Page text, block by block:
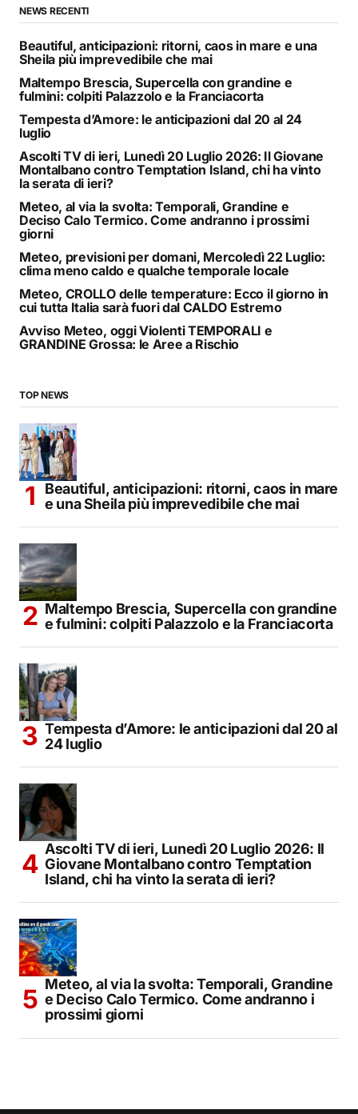
NEWS RECENTI
Beautiful, anticipazioni: ritorni, caos in mare e una
Sheila più imprevedibile che mai
Maltempo Brescia, Supercella con grandine e
fulmini: colpiti Palazzolo e la Franciacorta
Tempesta d’Amore: le anticipazioni dal 20 al 24
luglio
Ascolti TV di ieri, Lunedì 20 Luglio 2026: Il Giovane
Montalbano contro Temptation Island, chi ha vinto
la serata di ieri?
Meteo, al via la svolta: Temporali, Grandine e
Deciso Calo Termico. Come andranno i prossimi
giorni
Meteo, previsioni per domani, Mercoledì 22 Luglio:
clima meno caldo e qualche temporale locale
Meteo, CROLLO delle temperature: Ecco il giorno in
cui tutta Italia sarà fuori dal CALDO Estremo
Avviso Meteo, oggi Violenti TEMPORALI e
GRANDINE Grossa: le Aree a Rischio
TOP NEWS
Beautiful, anticipazioni: ritorni, caos in mare
e una Sheila più imprevedibile che mai
Maltempo Brescia, Supercella con grandine
e fulmini: colpiti Palazzolo e la Franciacorta
Tempesta d’Amore: le anticipazioni dal 20 al
24 luglio
Ascolti TV di ieri, Lunedì 20 Luglio 2026: Il
Giovane Montalbano contro Temptation
Island, chi ha vinto la serata di ieri?
Meteo, al via la svolta: Temporali, Grandine
e Deciso Calo Termico. Come andranno i
prossimi giorni